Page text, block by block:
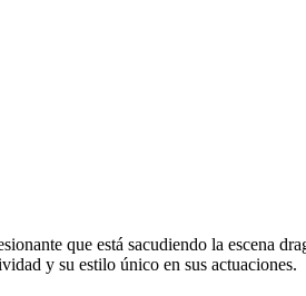
que está sacudiendo la escena
y su estilo único en sus actuaciones.